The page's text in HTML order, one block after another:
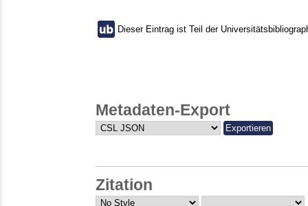
Dieser Eintrag ist Teil der
Metadaten-Export
Zitation